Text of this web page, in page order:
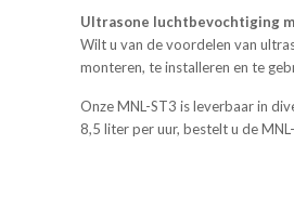
Ultrasone luchtbevochtiging
Wilt u van de voordelen van
monteren, te installeren en te
Onze MNL-ST3 is leverbaar in
8,5 liter per uur, bestelt u de